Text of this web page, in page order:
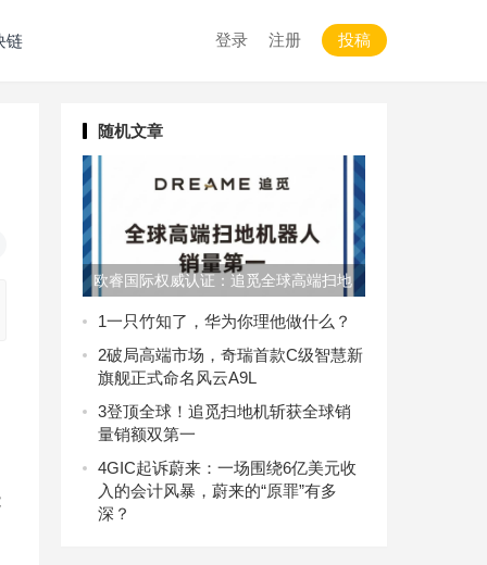
链 登录 注册 投稿
随机文章
欧睿国际权威认证：追觅全球高端扫地
机器人销量第一！
1一只竹知了，华为你理他做什么？
2破局高端市场，奇瑞首款C级智慧新
旗舰正式命名风云A9L
3登顶全球！追觅扫地机斩获全球销
量销额双第一
4GIC起诉蔚来：一场围绕6亿美元收
入的会计风暴，蔚来的“原罪”有多
深？